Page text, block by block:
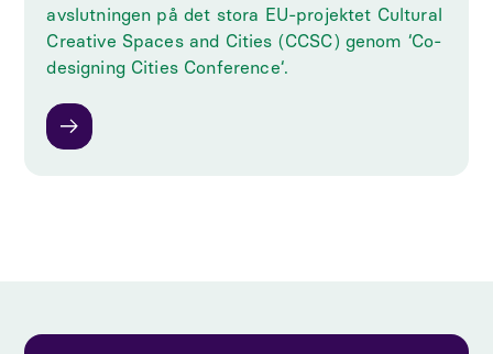
avslutningen på det stora EU-projektet Cultural
Creative Spaces and Cities (CCSC) genom ‘Co-
designing Cities Conference‘.